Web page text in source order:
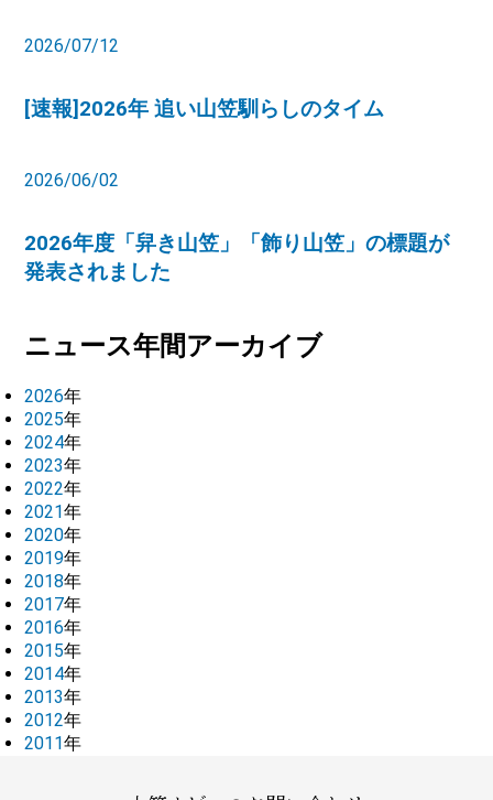
2026/07/12
[速報]2026年 追い山笠馴らしのタイム
2026/06/02
2026年度「舁き山笠」「飾り山笠」の標題が
発表されました
ニュース年間アーカイブ
2026年
2025年
2024年
2023年
2022年
2021年
2020年
2019年
2018年
2017年
2016年
2015年
2014年
2013年
2012年
2011年